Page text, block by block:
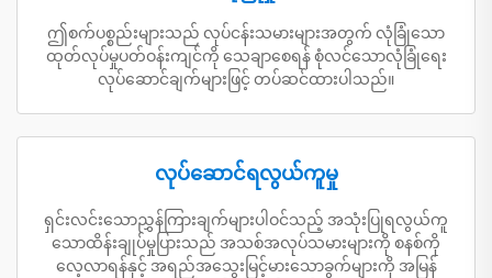
ဤစက်ပစ္စည်းများသည် လုပ်ငန်းသမားများအတွက် လုံခြုံသော
ထုတ်လုပ်မှုပတ်ဝန်းကျင်ကို သေချာစေရန် စုံလင်သောလုံခြုံရေး
လုပ်ဆောင်ချက်များဖြင့် တပ်ဆင်ထားပါသည်။
လုပ်ဆောင်ရလွယ်ကူမှု
ရှင်းလင်းသောညွှန်ကြားချက်များပါဝင်သည့် အသုံးပြုရလွယ်ကူ
သောထိန်းချုပ်မှုပြားသည် အသစ်အလုပ်သမားများကို စနစ်ကို
လေ့လာရန်နှင့် အရည်အသွေးမြင့်မားသောခွက်များကို အမြန်